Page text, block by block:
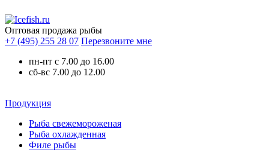
Оптовая продажа рыбы
+7 (495) 255 28 07 Перезвоните мне
пн-пт с 7.00 до 16.00
сб-вс 7.00 до 12.00
Продукция
Рыба свежемороженая
Рыба охлажденная
Филе рыбы